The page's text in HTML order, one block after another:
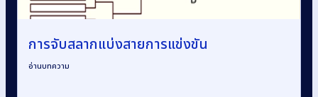
การจับสลากแบ่งสายการแข่งขัน
อ่านบทความ